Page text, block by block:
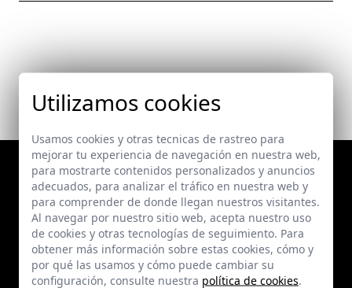
Utilizamos cookies
Usamos cookies y otras tecnicas de rastreo para
mejorar tu experiencia de navegación en nuestra web,
para mostrarte contenidos personalizados y anuncios
adecuados, para analizar el tráfico en nuestra web y
para comprender de donde llegan nuestros visitantes.
Al navegar por nuestro sitio web, acepta nuestro uso
de cookies y otras tecnologías de seguimiento. Para
obtener más información sobre estas cookies, cómo y
por qué las usamos y cómo puede cambiar su
configuración, consulte nuestra política de cookies.